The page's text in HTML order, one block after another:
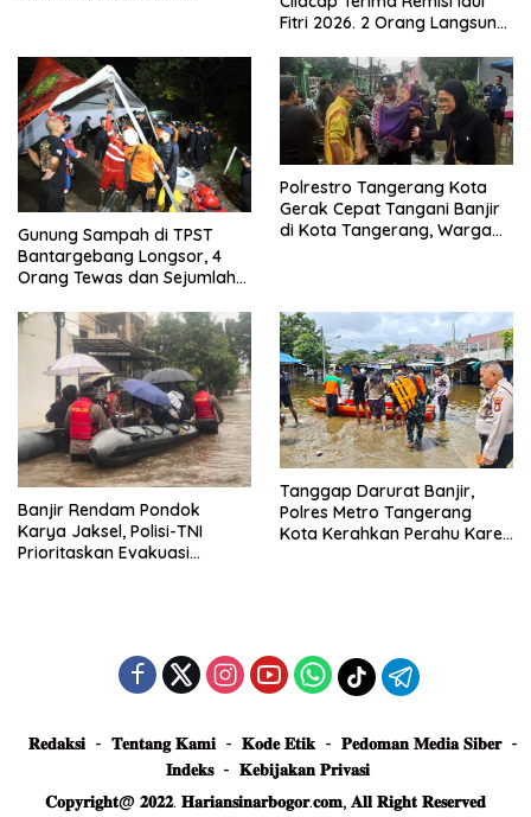
Fitri 2026. 2 Orang Langsung
Gunung Sampah di TPST
Bantargebang Longsor, 4
Orang Tewas dan Sejumlah
Polrestro Tangerang Kota
Gerak Cepat Tangani Banjir
di Kota Tangerang, Warga
Banjir Rendam Pondok
Karya Jaksel, Polisi-TNI
Prioritaskan Evakuasi
Tanggap Darurat Banjir,
Polres Metro Tangerang
Kota Kerahkan Perahu Karet
𝐑𝐞𝐝𝐚𝐤𝐬𝐢 𝐓𝐞𝐧𝐭𝐚𝐧𝐠 𝐊𝐚𝐦𝐢 𝐊𝐨𝐝𝐞 𝐄𝐭𝐢𝐤
𝐏𝐞𝐝𝐨𝐦𝐚𝐧 𝐌𝐞𝐝𝐢𝐚 𝐒𝐢𝐛𝐞𝐫
𝐈𝐧𝐝𝐞𝐤𝐬
𝐊𝐞𝐛𝐢𝐣𝐚𝐤𝐚𝐧 𝐏𝐫𝐢𝐯𝐚𝐬𝐢
𝐂𝐨𝐩𝐲𝐫𝐢𝐠𝐡𝐭@ 𝟐𝟎𝟐𝟐. 𝐇𝐚𝐫𝐢𝐚𝐧𝐬𝐢𝐧𝐚𝐫𝐛𝐨𝐠𝐨𝐫.𝐜𝐨𝐦, 𝐀𝐥𝐥 𝐑𝐢𝐠𝐡𝐭 𝐑𝐞𝐬𝐞𝐫𝐯𝐞𝐝